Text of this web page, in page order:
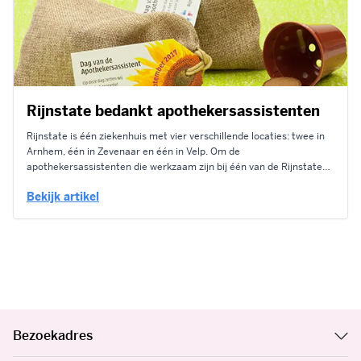
Rijnstate bedankt apothekersassistenten
Rijnstate is één ziekenhuis met vier verschillende locaties: twee in
Arnhem, één in Zevenaar en één in Velp. Om de
apothekersassistenten die werkzaam zijn bij één van de Rijnstate
kleine attentie. Op Geluk.com kozen zij een jute-look zakje met
Bekijk artikel
Bezoekadres